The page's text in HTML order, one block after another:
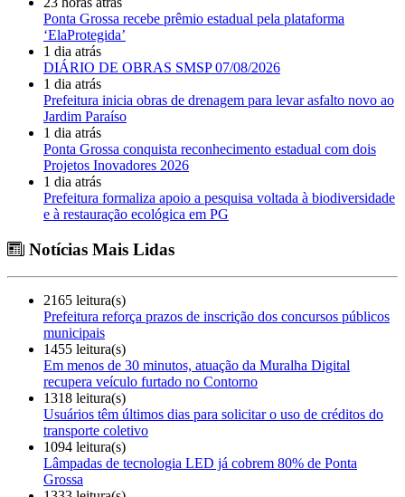
Ponta Grossa recebe prêmio estadual pela plataforma
‘ElaProtegida’
1 dia atrás
DIÁRIO DE OBRAS SMSP 07/08/2026
1 dia atrás
Prefeitura inicia obras de drenagem para levar asfalto novo ao
Jardim Paraíso
1 dia atrás
Ponta Grossa conquista reconhecimento estadual com dois
Projetos Inovadores 2026
1 dia atrás
Prefeitura formaliza apoio a pesquisa voltada à biodiversidade
e à restauração ecológica em PG
Notícias Mais Lidas
2165 leitura(s)
Prefeitura reforça prazos de inscrição dos concursos públicos
municipais
1455 leitura(s)
Em menos de 30 minutos, atuação da Muralha Digital
recupera veículo furtado no Contorno
1318 leitura(s)
Usuários têm últimos dias para solicitar o uso de créditos do
transporte coletivo
1094 leitura(s)
Lâmpadas de tecnologia LED já cobrem 80% de Ponta
Grossa